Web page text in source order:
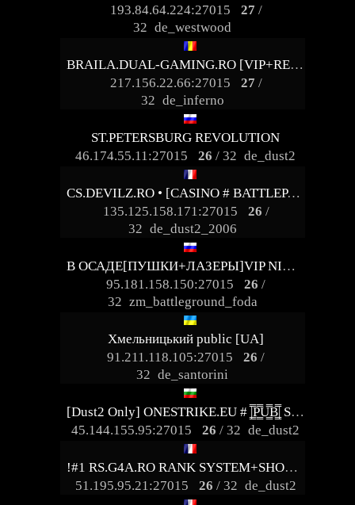
193.84.64.224:27015
27 /
32 de_westwood
BRAILA.DUAL-GAMING.RO [VIP+REVIVE]
217.156.22.66:27015
27 /
32 de_inferno
ST.PETERSBURG REVOLUTION
46.174.55.11:27015
26 / 32 de_dust2
CS.DEVILZ.RO • [CASINO # BATTLEPASS # AGENTS # SKINS]
135.125.158.171:27015
26 /
32 de_dust2_2006
В ОСАДЕ[ПУШКИ+ЛАЗЕРЫ]VIP NIGHT
95.181.158.150:27015
26 /
32 zm_battleground_foda
Хмельницький public [UA]
91.211.118.105:27015
26 /
32 de_santorini
[Dust2 Only] ONESTRIKE.EU # |͇̿P͇̿U͇̿B͇̿| SKINS|REVIVE
45.144.155.95:27015
26 / 32 de_dust2
!#1 RS.G4A.RO RANK SYSTEM+SHOP+VIP !
51.195.95.21:27015
26 / 32 de_dust2